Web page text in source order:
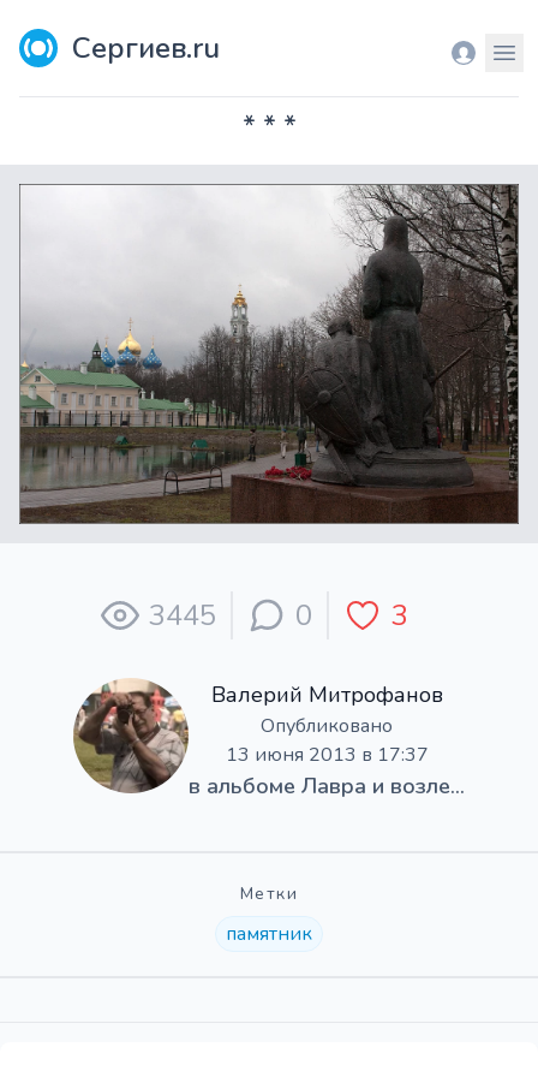
Сергиев.ru Вход
* * *
3445 0 3
Валерий Митрофанов
Опубликовано
13 июня 2013 в 17:37
в альбоме Лавра и возле...
Метки
памятник